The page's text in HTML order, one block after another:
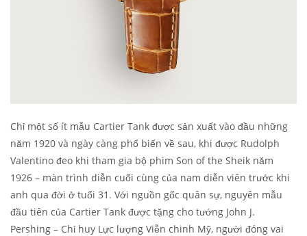
Chỉ một số ít mẫu Cartier Tank được sản xuất vào đầu những
năm 1920 và ngày càng phổ biến về sau, khi được Rudolph
Valentino đeo khi tham gia bộ phim Son of the Sheik năm
1926 – màn trình diễn cuối cùng của nam diễn viên trước khi
anh qua đời ở tuổi 31. Với nguồn gốc quân sự, nguyên mẫu
đầu tiên của Cartier Tank được tặng cho tướng John J.
Pershing – Chỉ huy Lực lượng Viễn chinh Mỹ, người đóng vai